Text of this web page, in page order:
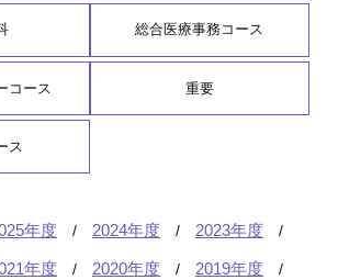
総合医療事務コース
コース 重要
ス
年度 2024年度 2023年度
年度 2020年度 2019年度